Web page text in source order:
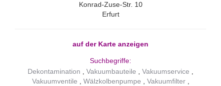
Konrad-Zuse-Str. 10
Erfurt
auf der Karte anzeigen
Suchbegriffe:
Dekontamination
Vakuumbauteile
Vakuumservice
Vakuumventile
Wälzkolbenpumpe
Vakuumfilter